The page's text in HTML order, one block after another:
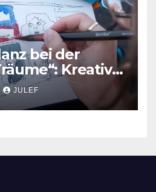
bei der
Kreative
Gestalt an
JULEF